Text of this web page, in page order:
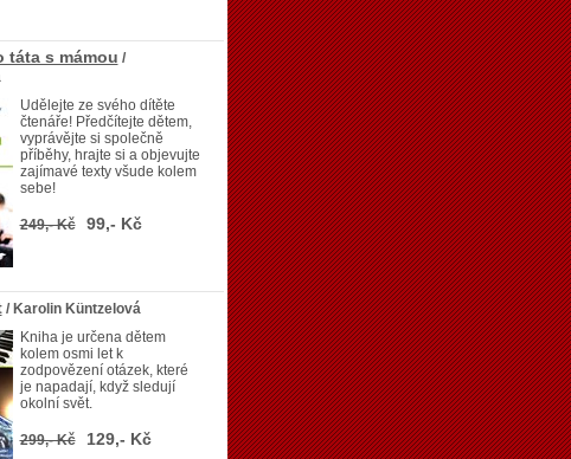
táta s mámou /
Udělejte ze svého dítěte
čtenáře! Předčítejte dětem,
vyprávějte si společně
příběhy, hrajte si a objevujte
zajímavé texty všude kolem
sebe!
249,- Kč 99,- Kč
/ Karolin Küntzelová
Kniha je určena dětem
kolem osmi let k
zodpovězení otázek, které
je napadají, když sledují
okolní svět.
299,- Kč 129,- Kč